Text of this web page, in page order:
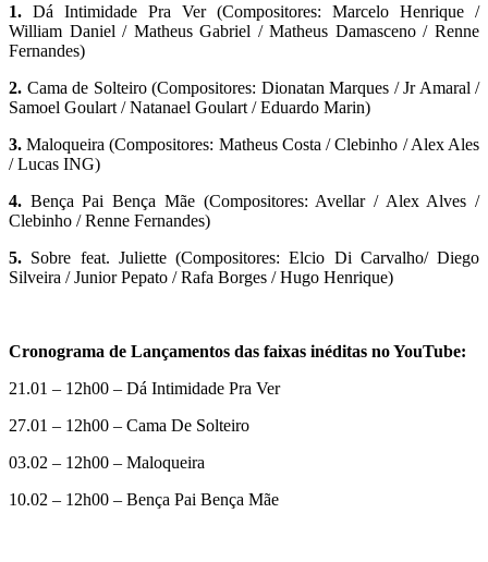
1. Dá Intimidade Pra Ver (Compositores: Marcelo Henrique /
William Daniel / Matheus Gabriel / Matheus Damasceno / Renne
Fernandes)
2. Cama de Solteiro (Compositores: Dionatan Marques / Jr Amaral /
Samoel Goulart / Natanael Goulart / Eduardo Marin)
3.Maloqueira (Compositores: Matheus Costa / Clebinho / Alex Ales
/ Lucas ING)
4. Bença Pai Bença Mãe (Compositores: Avellar / Alex Alves /
Clebinho / Renne Fernandes)
5. Sobre feat. Juliette (Compositores: Elcio Di Carvalho/ Diego
Silveira / Junior Pepato / Rafa Borges / Hugo Henrique)
Cronograma de Lançamentos das faixas inéditas no YouTube:
21.01 – 12h00 – Dá Intimidade Pra Ver
27.01 – 12h00 – Cama De Solteiro
03.02 – 12h00 – Maloqueira
10.02 – 12h00 – Bença Pai Bença Mãe